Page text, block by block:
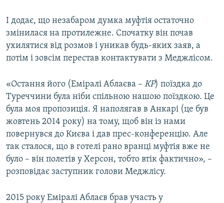
І додає, що незабаром думка муфтія остаточно
змінилася на протилежне. Спочатку він почав
ухилятися від розмов і уникав будь-яких заяв, а
потім і зовсім перестав контактувати з Меджлісом.
«Остання його (Еміралі Аблаєва – КР) поїздка до
Туреччини була ніби спільною нашою поїздкою. Це
була моя пропозиція. Я наполягав в Анкарі (це був
жовтень 2014 року) на тому, щоб він із нами
повернувся до Києва і дав прес-конференцію. Але
так сталося, що в готелі рано вранці муфтія вже не
було – він полетів у Херсон, тобто втік фактично», –
розповідає заступник голови Меджлісу.
2015 року Еміралі Аблаєв брав участь у